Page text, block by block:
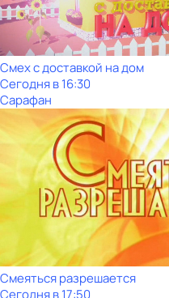
Смех с доставкой на дом
Сегодня в 16:30
Сарафан
Смеяться разрешается
Сегодня в 17:50